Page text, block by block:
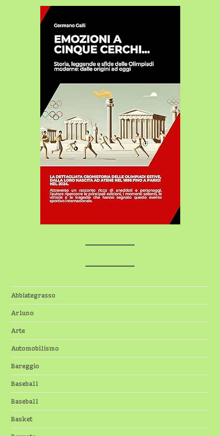
Abbiategrasso
Arluno
Arte
Automobilismo
Bareggio
Baseball
Baseball
Basket